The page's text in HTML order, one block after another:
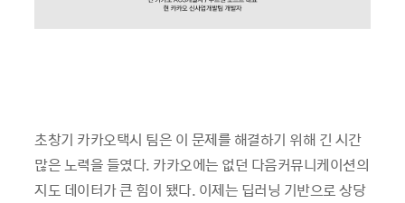
초창기 카카오택시 팀은 이 문제를 해결하기 위해 긴 시간
많은 노력을 들였다. 카카오에는 없던 다음커뮤니케이션의
지도 데이터가 큰 힘이 됐다. 이제는 딥러닝 기반으로 상당